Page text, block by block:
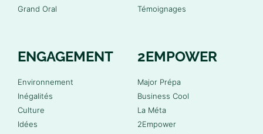
Grand Oral
Témoignages
ENGAGEMENT
Environnement
Inégalités
Culture
Idées
2EMPOWER
Major Prépa
Business Cool
La Méta
2Empower